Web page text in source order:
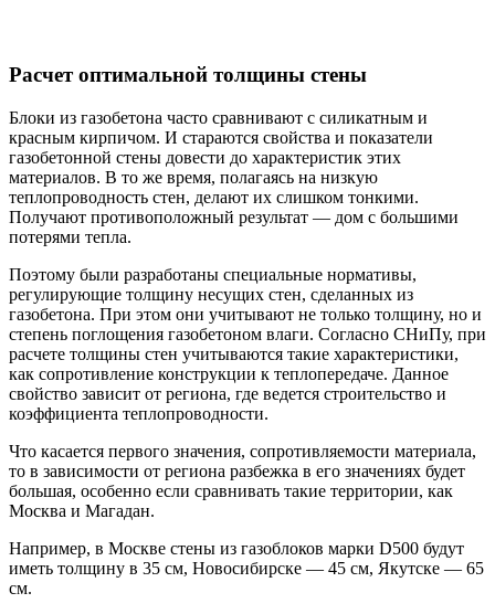
Расчет оптимальной толщины стены
Блоки из газобетона часто сравнивают с силикатным и
красным кирпичом. И стараются свойства и показатели
газобетонной стены довести до характеристик этих
материалов. В то же время, полагаясь на низкую
теплопроводность стен, делают их слишком тонкими.
Получают противоположный результат — дом с большими
потерями тепла.
Поэтому были разработаны специальные нормативы,
регулирующие толщину несущих стен, сделанных из
газобетона. При этом они учитывают не только толщину, но и
степень поглощения газобетоном влаги. Согласно СНиПу, при
расчете толщины стен учитываются такие характеристики,
как сопротивление конструкции к теплопередаче. Данное
свойство зависит от региона, где ведется строительство и
коэффициента теплопроводности.
Что касается первого значения, сопротивляемости материала,
то в зависимости от региона разбежка в его значениях будет
большая, особенно если сравнивать такие территории, как
Москва и Магадан.
Например, в Москве стены из газоблоков марки D500 будут
иметь толщину в 35 см, Новосибирске — 45 см, Якутске — 65
см.